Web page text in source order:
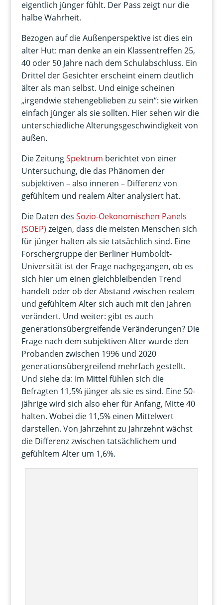
eigentlich jünger fühlt. Der Pass zeigt nur die
halbe Wahrheit.
Bezogen auf die Außenperspektive ist dies ein
alter Hut: man denke an ein Klassentreffen 25,
40 oder 50 Jahre nach dem Schulabschluss. Ein
Drittel der Gesichter erscheint einem deutlich
älter als man selbst. Und einige scheinen
„irgendwie stehengeblieben zu sein“: sie wirken
einfach jünger als sie sollten. Hier sehen wir die
unterschiedliche Alterungsgeschwindigkeit von
außen.
Die ZeitungSpektrum berichtet von einer
Untersuchung, die das Phänomen der
subjektiven – also inneren – Differenz von
gefühltem und realem Alter analysiert hat.
Die Daten des Sozio-Oekonomischen Panels
(SOEP) zeigen, dass die meisten Menschen sich
für jünger halten als sie tatsächlich sind. Eine
Forschergruppe der Berliner Humboldt-
Universität ist der Frage nachgegangen, ob es
sich hier um einen gleichbleibenden Trend
handelt oder ob der Abstand zwischen realem
und gefühltem Alter sich auch mit den Jahren
verändert. Und weiter: gibt es auch
generationsübergreifende Veränderungen? Die
Frage nach dem subjektiven Alter wurde den
Probanden zwischen 1996 und 2020
generationsübergreifend mehrfach gestellt.
Und siehe da: Im Mittel fühlen sich die
Befragten 11,5% jünger als sie es sind. Eine 50-
jährige wird sich also eher für Anfang, Mitte 40
halten. Wobei die 11,5% einen Mittelwert
darstellen. Von Jahrzehnt zu Jahrzehnt wächst
die Differenz zwischen tatsächlichem und
gefühltem Alter um 1,6%.